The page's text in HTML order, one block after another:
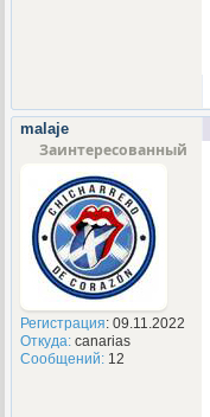
malaje
Заинтересованный
Регистрация: 09.11.2022
Откуда:canarias
Сообщений:12